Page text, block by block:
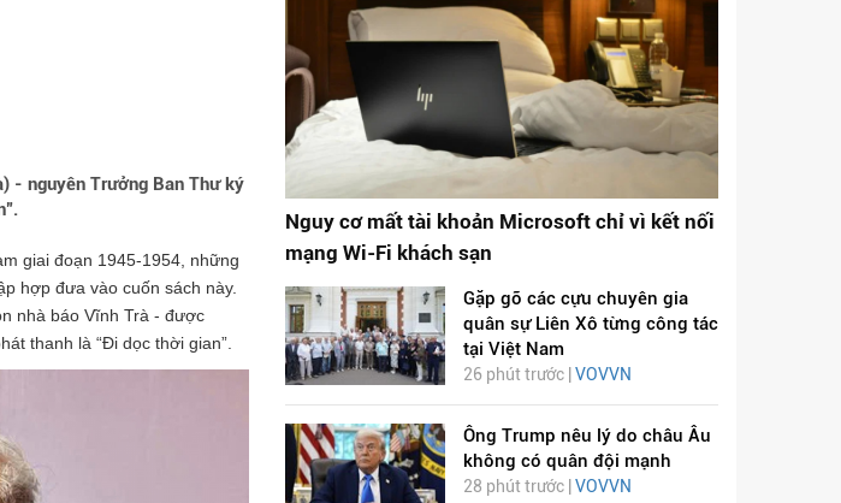
- nguyên Trưởng Ban Thư ký
giai đoạn 1945-1954, những
hợp đưa vào cuốn sách này.
nhà báo Vĩnh Trà - được
thanh là “Đi dọc thời gian”.
Nguy cơ mất tài khoản Microsoft chỉ vì kết nối
mạng Wi-Fi khách sạn
Gặp gỡ các cựu chuyên gia
quân sự Liên Xô từng công tác
tại Việt Nam
26 phút trước | VOVVN
Ông Trump nêu lý do châu Âu
không có quân đội mạnh
28 phút trước | VOVVN